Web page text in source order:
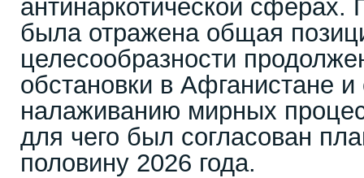
антинаркотической сферах.
была отражена общая
целесообразности
обстановки в Афганистане и
налаживанию мирных
для чего был согласован
половину 2026 года.